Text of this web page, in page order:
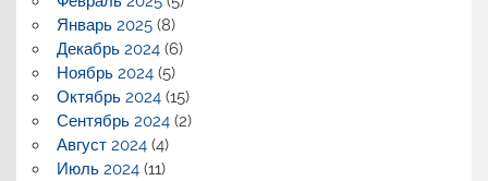
Январь 2025(8)
Декабрь 2024(6)
Ноябрь 2024(5)
Октябрь 2024(15)
Сентябрь 2024(2)
Август 2024(4)
Июль 2024(11)